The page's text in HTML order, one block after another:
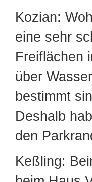
Kozian:
eine sehr
Freiflächen
über
bestimmt
Deshalb
den
Keßling: